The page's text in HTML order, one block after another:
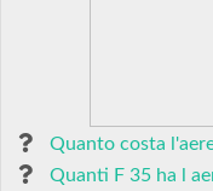
Quanto costa
Quanti F 35 ha l